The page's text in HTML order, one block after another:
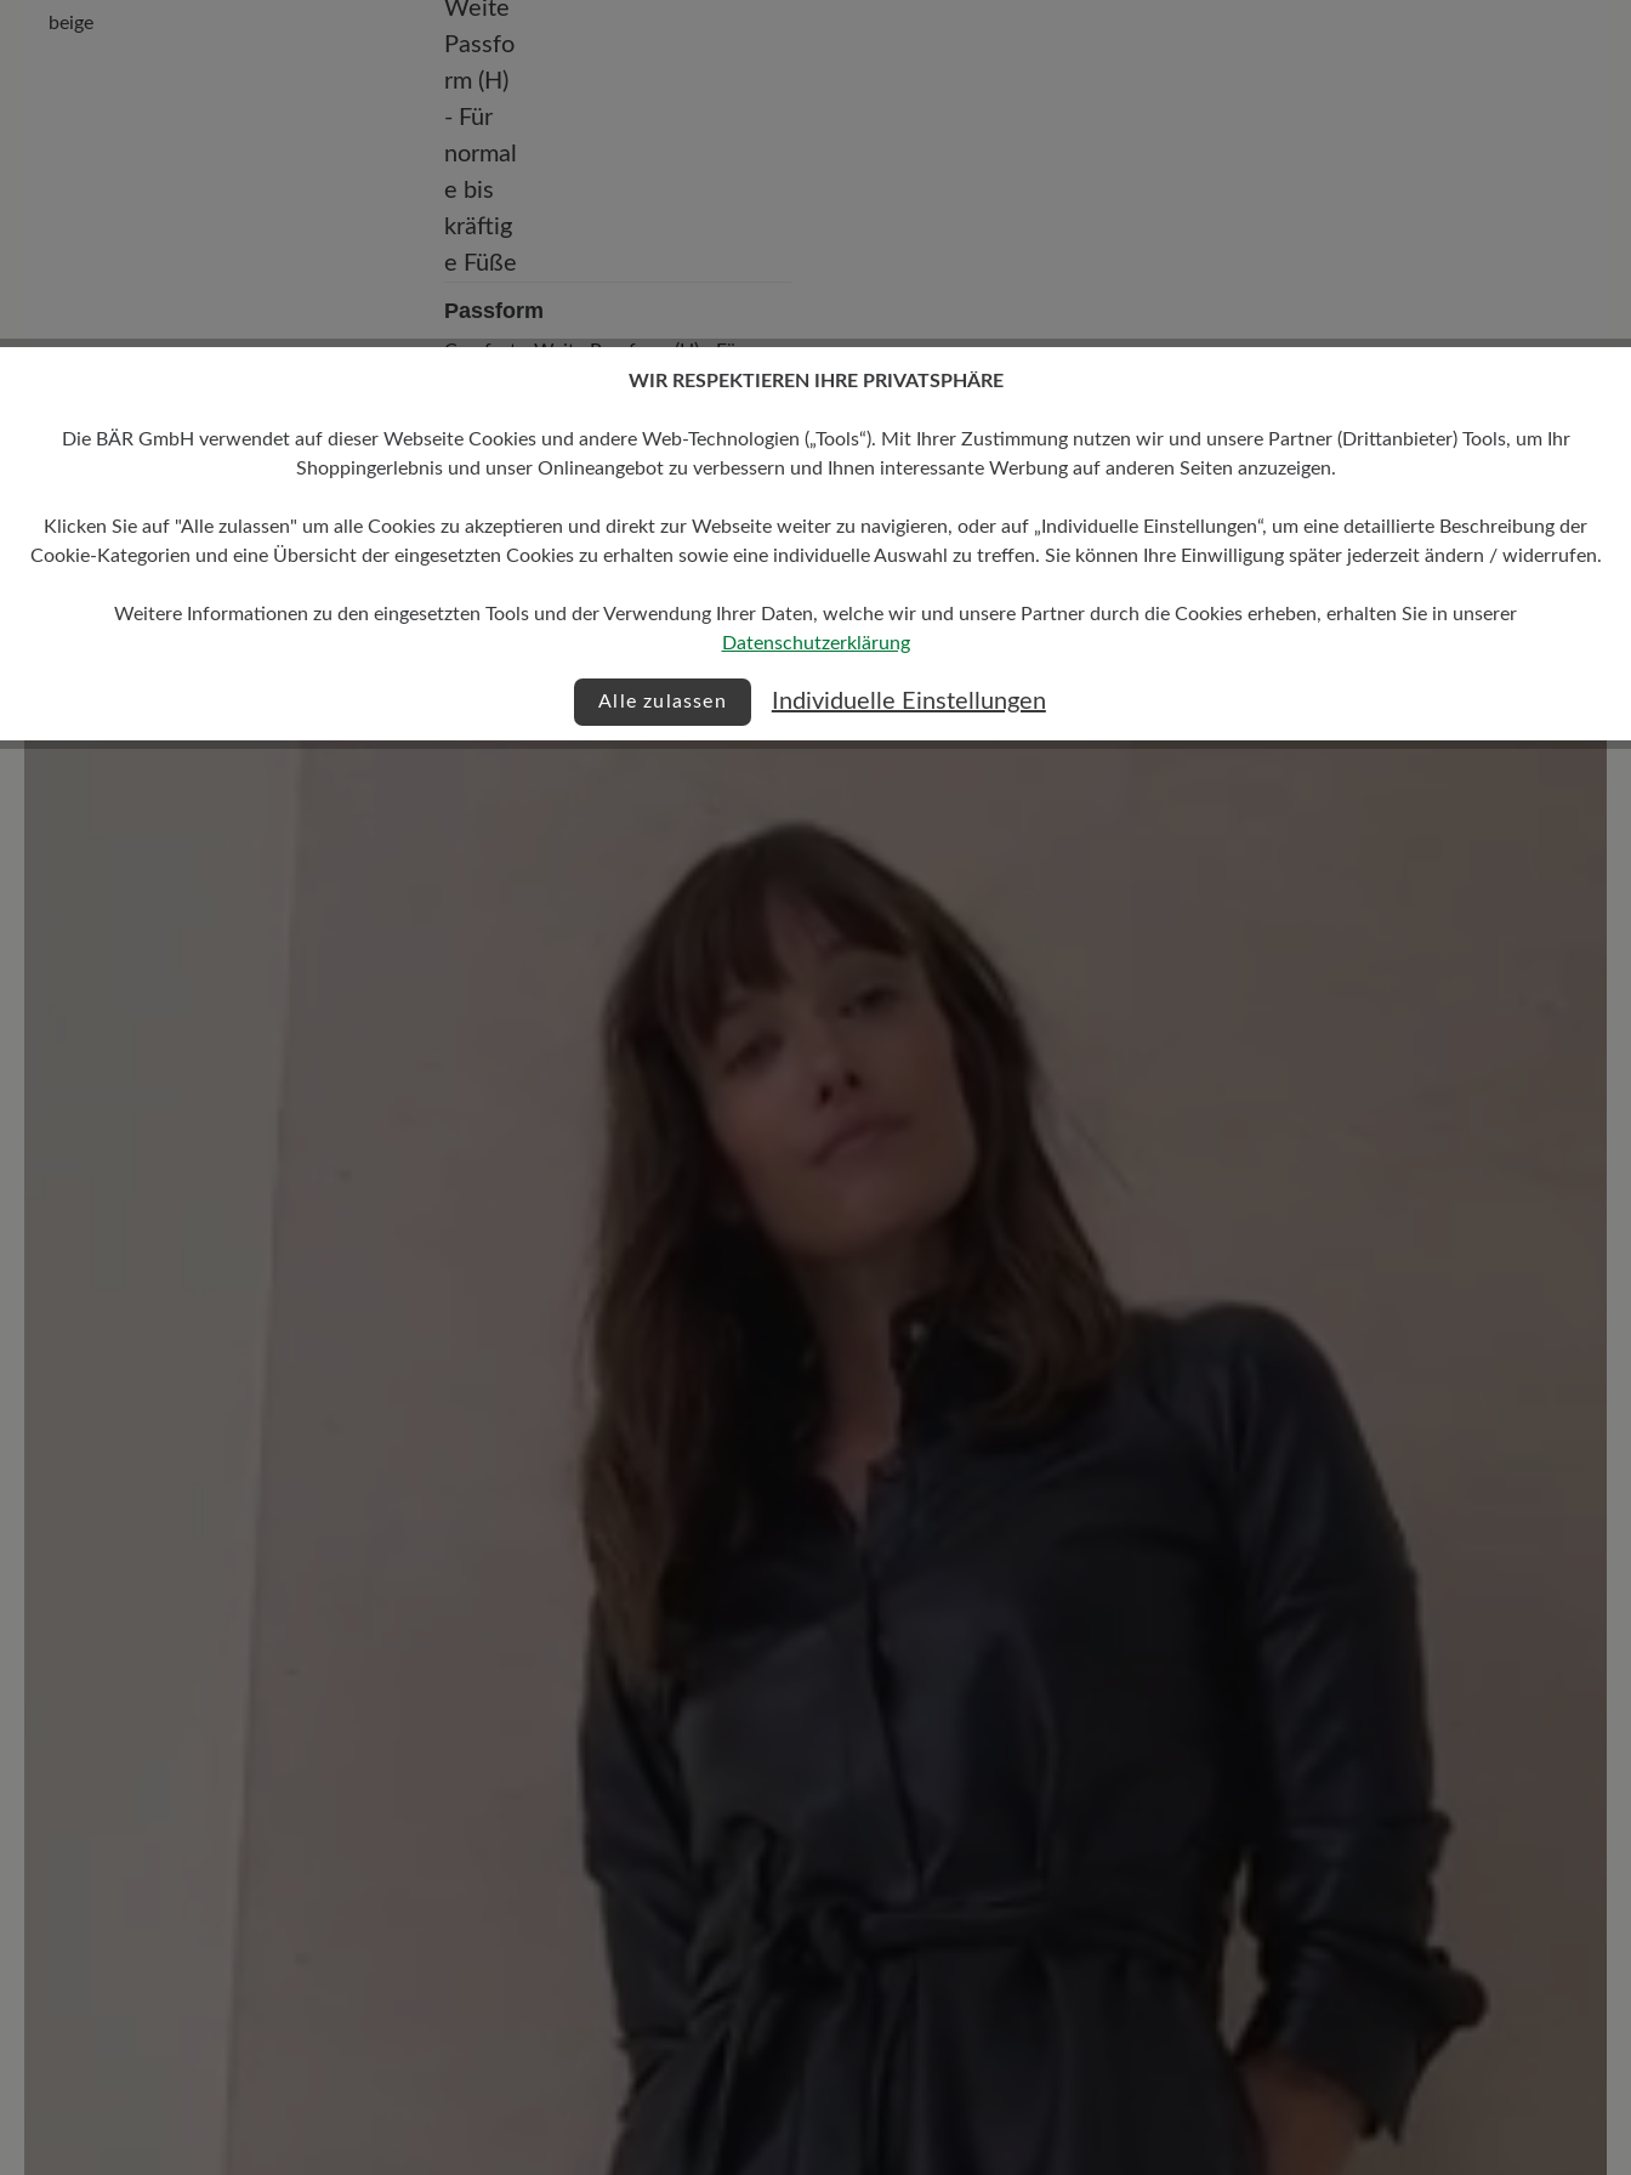
beige
Passform
Comfort - Weite Passform (H) - Für
normale bis kräftige Füße
Bewertungen lesen
0 von 0 Bewertungen
Durchschnittliche Bewertung von 0 von 5 Sternen
Teilen Sie Ihre Erfahrungen mit anderen
WIR RESPEKTIEREN IHRE PRIVATSPHÄRE
Die BÄR GmbH verwendet auf dieser Webseite Cookies und andere Web-Technologien („Tools“). Mit Ihrer Zustimmung nutzen wir und unsere Partner (Drittanbieter) Tools, um Ihr
Shoppingerlebnis und unser Onlineangebot zu verbessern und Ihnen interessante Werbung auf anderen Seiten anzuzeigen.
Klicken Sie auf "Alle zulassen" um alle Cookies zu akzeptieren und direkt zur Webseite weiter zu navigieren, oder auf „Individuelle Einstellungen“, um eine detaillierte Beschreibung der
Cookie-Kategorien und eine Übersicht der eingesetzten Cookies zu erhalten sowie eine individuelle Auswahl zu treffen. Sie können Ihre Einwilligung später jederzeit ändern / widerrufen.
Weitere Informationen zu den eingesetzten Tools und der Verwendung Ihrer Daten, welche wir und unsere Partner durch die Cookies erheben, erhalten Sie in unserer
Datenschutzerklärung
Alle zulassen Individuelle Einstellungen